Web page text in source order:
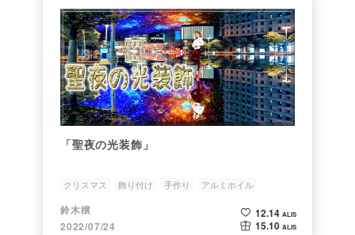
「聖夜の光装飾」
クリスマス 飾り付け 手作り
アルミホイル
プラモデル
鈴木穣
2022/07/24
12.14 ALIS
15.10 ALIS